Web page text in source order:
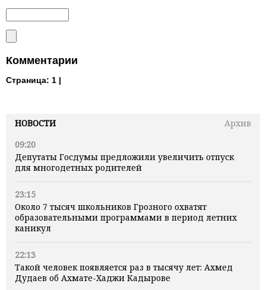
НОВОСТИ
Архив
09:20
Депутаты Госдумы предложили увеличить отпуск
для многодетных родителей
23:15
Около 7 тысяч школьников Грозного охватят
образовательными программами в период летних
каникул
22:13
Такой человек появляется раз в тысячу лет: Ахмед
Дудаев об Ахмате-Хаджи Кадырове
Комментарии
Страница: 1 |